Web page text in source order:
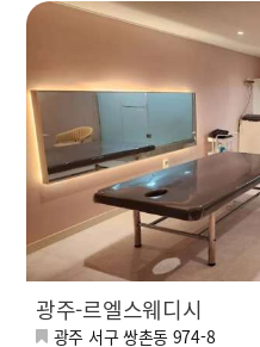
광주-르엘스웨디시
광주 서구 쌍촌동 974-8